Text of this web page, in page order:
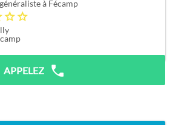
à Fécamp
APPELEZ